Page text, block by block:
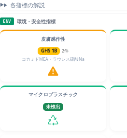
各指標の解説
ENV 環境・安全性指標
皮膚感作性
GHS 1B
2件
コカミドMEA・ラウレス硫酸Na
マイクロプラスチック
未検出